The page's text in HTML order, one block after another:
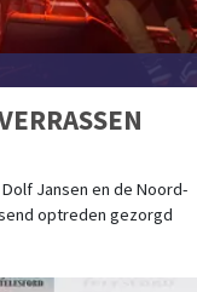
Jansen en de Noord-
optreden gezorgd